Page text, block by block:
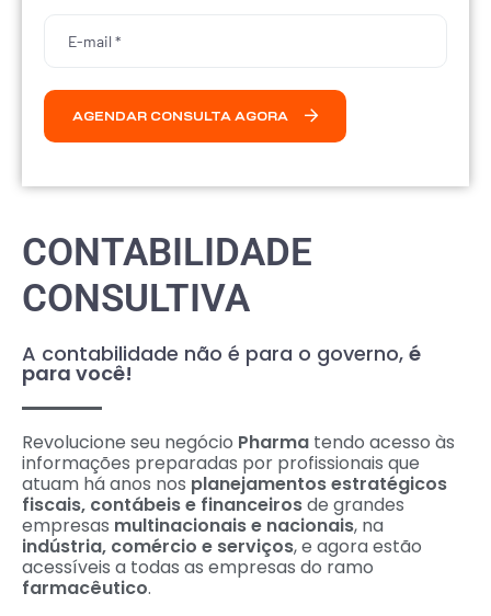
AGENDAR CONSULTA AGORA
CONTABILIDADE
CONSULTIVA
A contabilidade não é para o governo, é
para você!
Revolucione seu negócio Pharma tendo acesso às
informações preparadas por profissionais que
atuam há anos nos planejamentos estratégicos
fiscais, contábeis e financeirosde grandes
empresas multinacionais e nacionais, na
indústria, comércio e serviços, e agora estão
acessíveis a todas as empresas do ramo
farmacêutico.